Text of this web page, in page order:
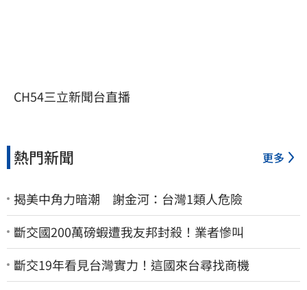
CH54三立新聞台直播
熱門新聞 更多
揭美中角力暗潮 謝金河：台灣1類人危險
斷交國200萬磅蝦遭我友邦封殺！業者慘叫
斷交19年看見台灣實力！這國來台尋找商機